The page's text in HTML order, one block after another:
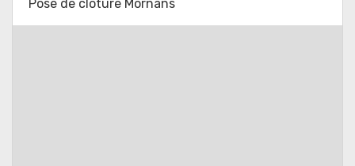
Pose de cloture Mornans